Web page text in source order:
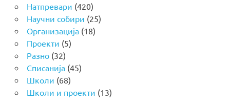
Натпревари (420)
Научни собири (25)
Организација(18)
Проекти (5)
Разно(32)
Списанија(45)
Школи (68)
Школи и проекти (13)